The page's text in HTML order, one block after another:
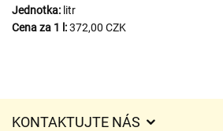
Jednotka: litr
Cena za 1 l:372,00 CZK
KONTAKTUJTE NÁS